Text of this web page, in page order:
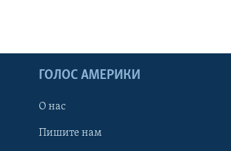
ГОЛОС АМЕРИКИ
О нас
Пишите нам